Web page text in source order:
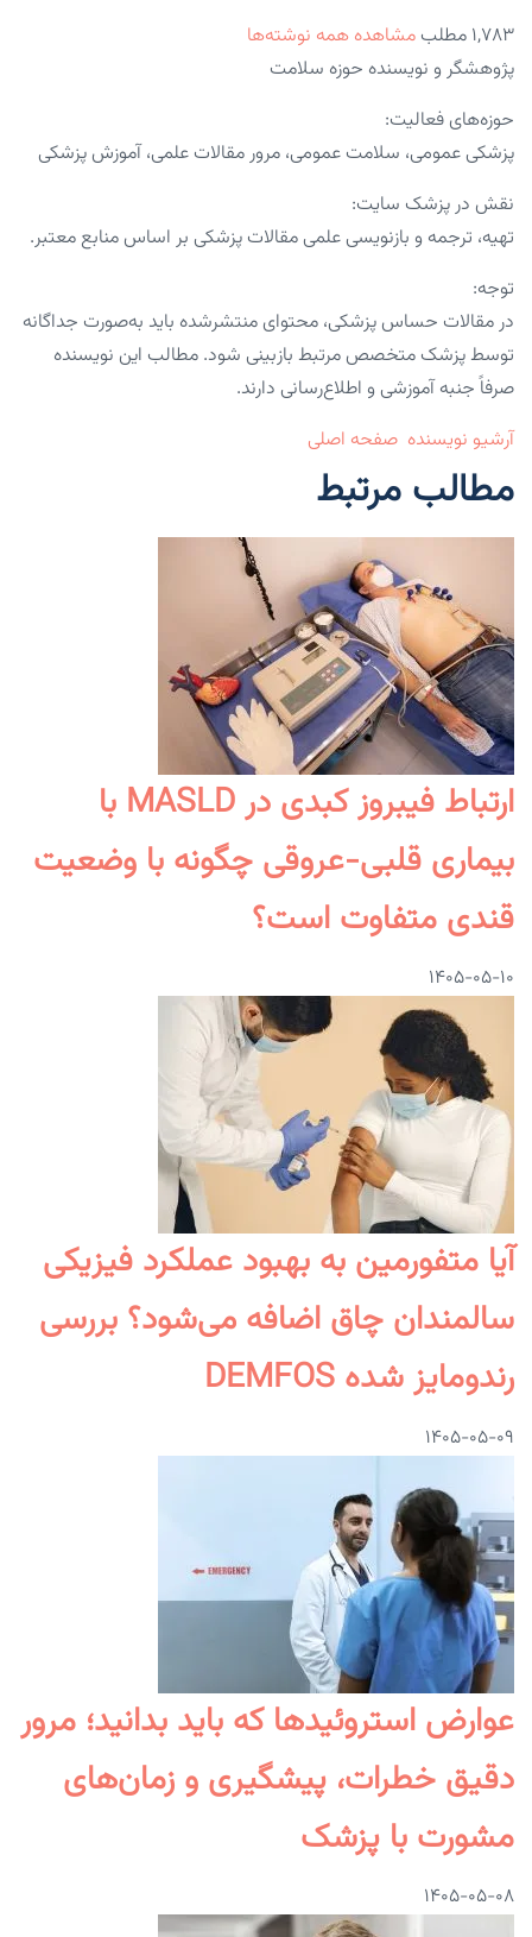
۱,۷۸۳ مطلب
مشاهده همه نوشته‌ها
پژوهشگر و نویسنده حوزه سلامت
حوزه‌های فعالیت:
پزشکی عمومی، سلامت عمومی، مرور مقالات علمی، آموزش پزشکی
نقش در پزشک سایت:
تهیه، ترجمه و بازنویسی علمی مقالات پزشکی بر اساس منابع معتبر.
توجه:
در مقالات حساس پزشکی، محتوای منتشرشده باید به‌صورت جداگانه
توسط پزشک متخصص مرتبط بازبینی شود. مطالب این نویسنده
صرفاً جنبه آموزشی و اطلاع‌رسانی دارند.
آرشیو نویسنده صفحه اصلی
مطالب مرتبط
ارتباط فیبروز کبدی در MASLD با
بیماری قلبی-عروقی چگونه با وضعیت
قندی متفاوت است؟
۱۴۰۵-۰۵-۱۰
آیا متفورمین به بهبود عملکرد فیزیکی
سالمندان چاق اضافه می‌شود؟ بررسی
رندومایز شده DEMFOS
۱۴۰۵-۰۵-۰۹
عوارض استروئیدها که باید بدانید؛ مرور
دقیق خطرات، پیشگیری و زمان‌های
مشورت با پزشک
۱۴۰۵-۰۵-۰۸